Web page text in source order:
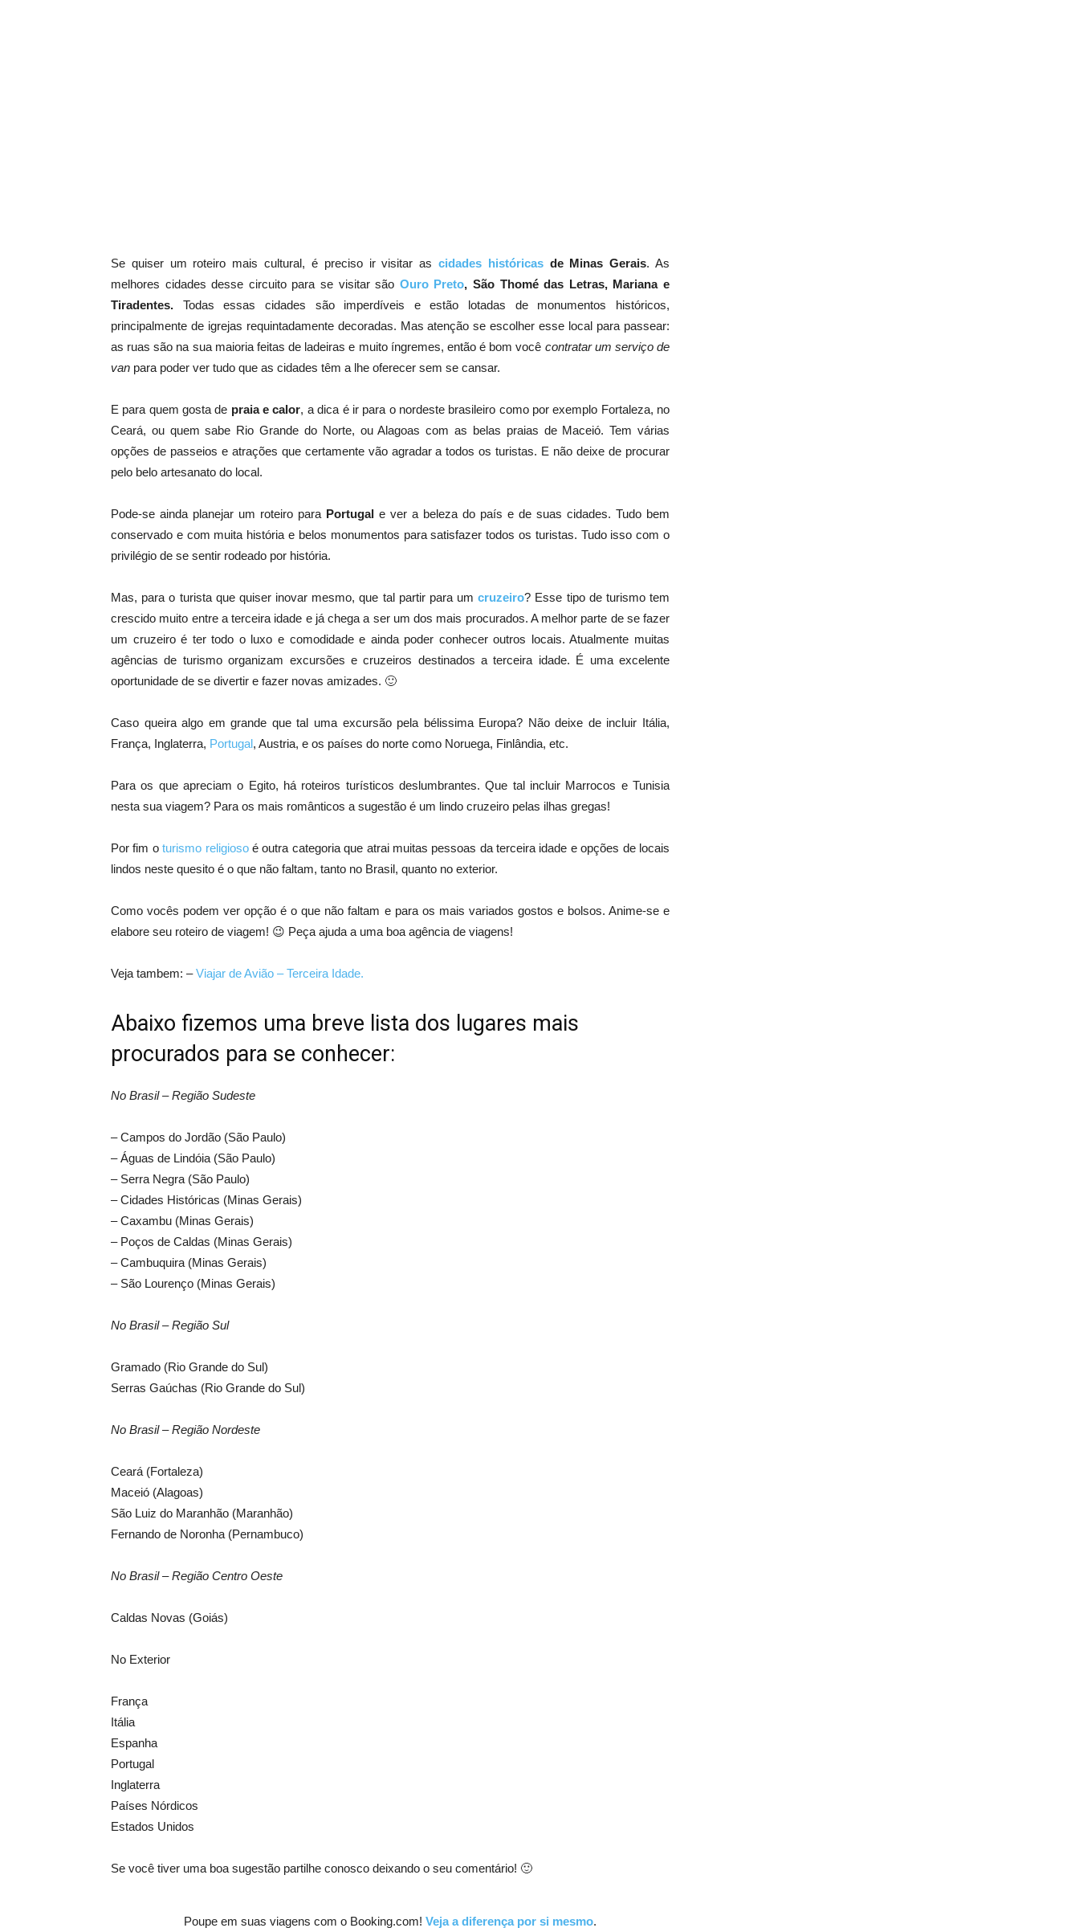
Se quiser um roteiro mais cultural, é preciso ir visitar as cidades históricasde Minas Gerais. As
melhores cidades desse circuito para se visitar são Ouro Preto, São Thomé das Letras, Mariana e
Tiradentes. Todas essas cidades são imperdíveis e estão lotadas de monumentos históricos,
principalmente de igrejas requintadamente decoradas. Mas atenção se escolher esse local para passear:
as ruas são na sua maioria feitas de ladeiras e muito íngremes, então é bom você contratar um serviço de
van para poder ver tudo que as cidades têm a lhe oferecer sem se cansar.
E para quem gosta de praia e calor, a dica é ir para o nordeste brasileiro como por exemplo Fortaleza, no
Ceará, ou quem sabe Rio Grande do Norte, ou Alagoas com as belas praias de Maceió. Tem várias
opções de passeios e atrações que certamente vão agradar a todos os turistas. E não deixe de procurar
pelo belo artesanato do local.
Pode-se ainda planejar um roteiro para Portugal e ver a beleza do país e de suas cidades. Tudo bem
conservado e com muita história e belos monumentos para satisfazer todos os turistas. Tudo isso com o
privilégio de se sentir rodeado por história.
Mas, para o turista que quiser inovar mesmo, que tal partir para um cruzeiro? Esse tipo de turismo tem
crescido muito entre a terceira idade e já chega a ser um dos mais procurados. A melhor parte de se fazer
um cruzeiro é ter todo o luxo e comodidade e ainda poder conhecer outros locais. Atualmente muitas
agências de turismo organizam excursões e cruzeiros destinados a terceira idade. É uma excelente
oportunidade de se divertir e fazer novas amizades. 🙂
Caso queira algo em grande que tal uma excursão pela bélissima Europa? Não deixe de incluir Itália,
França, Inglaterra, Portugal, Austria, e os países do norte como Noruega, Finlândia, etc.
Para os que apreciam o Egito, há roteiros turísticos deslumbrantes. Que tal incluir Marrocos e Tunisia
nesta sua viagem? Para os mais românticos a sugestão é um lindo cruzeiro pelas ilhas gregas!
Por fim oturismo religiosoé outra categoria que atrai muitas pessoas da terceira idade e opções de locais
lindos neste quesito é o que não faltam, tanto no Brasil, quanto no exterior.
Como vocês podem ver opção é o que não faltam e para os mais variados gostos e bolsos. Anime-se e
elabore seu roteiro de viagem! 😉 Peça ajuda a uma boa agência de viagens!
Veja tambem: –Viajar de Avião – Terceira Idade.
Abaixo fizemos uma breve lista dos lugares mais
procurados para se conhecer:
No Brasil – Região Sudeste
– Campos do Jordão (São Paulo)
– Águas de Lindóia (São Paulo)
– Serra Negra (São Paulo)
– Cidades Históricas (Minas Gerais)
– Caxambu (Minas Gerais)
– Poços de Caldas (Minas Gerais)
– Cambuquira (Minas Gerais)
– São Lourenço (Minas Gerais)
No Brasil – Região Sul
Gramado (Rio Grande do Sul)
Serras Gaúchas (Rio Grande do Sul)
No Brasil – Região Nordeste
Ceará (Fortaleza)
Maceió (Alagoas)
São Luiz do Maranhão (Maranhão)
Fernando de Noronha (Pernambuco)
No Brasil – Região Centro Oeste
Caldas Novas (Goiás)
No Exterior
França
Itália
Espanha
Portugal
Inglaterra
Países Nórdicos
Estados Unidos
Se você tiver uma boa sugestão partilhe conosco deixando o seu comentário! 🙂
Poupe em suas viagens com o Booking.com! Veja a diferença por si mesmo.